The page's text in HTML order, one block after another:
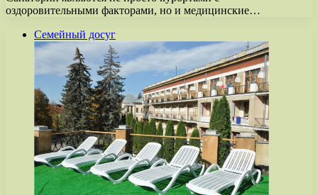
оздоровительными факторами, но и медицинские…
Семейный досуг